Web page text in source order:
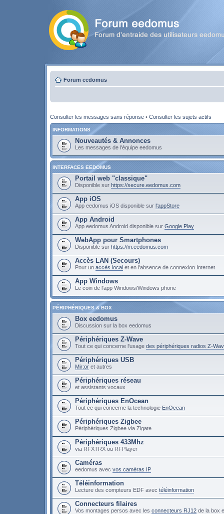
Forum eedomus
Consulter les messages sans réponse • Consulter les sujets actifs
INFORMATIONS
Nouveautés & Annonces
Les messages de l'équipe eedomus
INTERFACES EEDOMUS
Portail web "classique"
Disponible sur https://secure.eedomus.com
App iOS
App eedomus iOS disponible sur l'appStore
App Android
App eedomus Android disponible sur Google Play
WebApp pour Smartphones
Disponible sur https://m.eedomus.com
Accès LAN (Secours)
Pour un accès local et en l'absence de connexion Internet
App Windows
Le coin de l'app Windows/Windows phone
PÉRIPHÉRIQUES & BOX
Box eedomus
Discussion sur la box eedomus
Périphériques Z-Wave
Tout ce qui concerne l'usage des périphériques radios Z-
Périphériques USB
Mir:or et autres
Périphériques réseau
et assistants vocaux
Périphériques EnOcean
Tout ce qui concerne la technologie EnOcean
Périphériques Zigbee
Périphériques Zigbee via Zigate
Périphériques 433Mhz
via RFXTRX ou RFPlayer
Caméras
eedomus avec vos caméras IP
Téléinformation
Lecture des compteurs EDF avec téléinformation
Connecteurs filaires
Vos montages persos avec les connecteurs RJ12 de la box